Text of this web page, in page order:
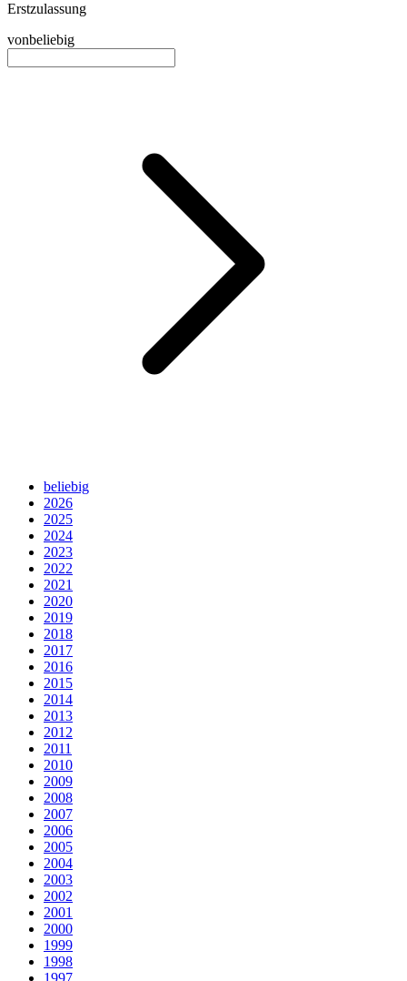
Erstzulassung
vonbeliebig
beliebig
2026
2025
2024
2023
2022
2021
2020
2019
2018
2017
2016
2015
2014
2013
2012
2011
2010
2009
2008
2007
2006
2005
2004
2003
2002
2001
2000
1999
1998